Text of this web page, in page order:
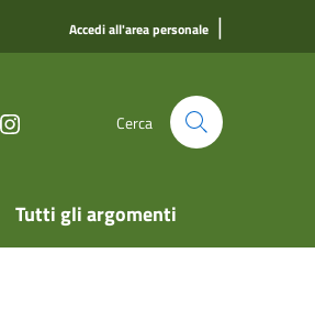
Accedi all'area personale |
Cerca
Tutti gli argomenti